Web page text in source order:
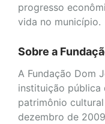
progresso
vida no município.
Sobre a
A Fundação Dom
instituição pública
patrimônio
dezembro de